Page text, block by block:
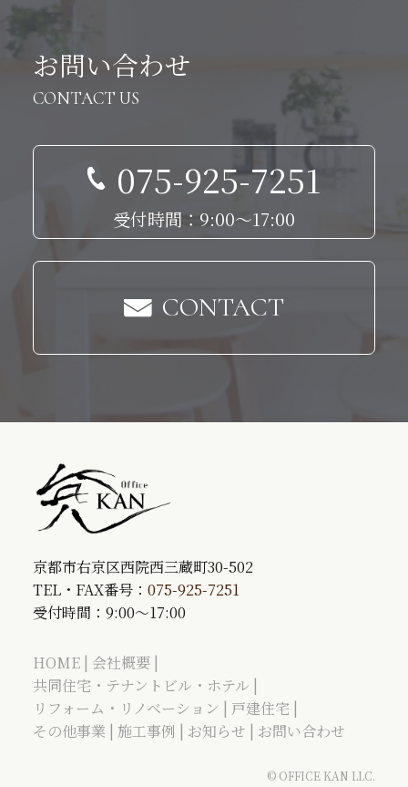
お問い合わせ
CONTACT US
075-925-7251
受付時間：9:00～17:00
CONTACT
京都市右京区西院西三蔵町30-502
TEL・FAX番号： 075-925-7251
受付時間：9:00～17:00
HOME
会社概要
共同住宅・テナントビル・ホテル
リフォーム・リノベーション
戸建住宅
その他事業
施工事例 お知らせ お問い合わせ
© OFFICE KAN LLC.